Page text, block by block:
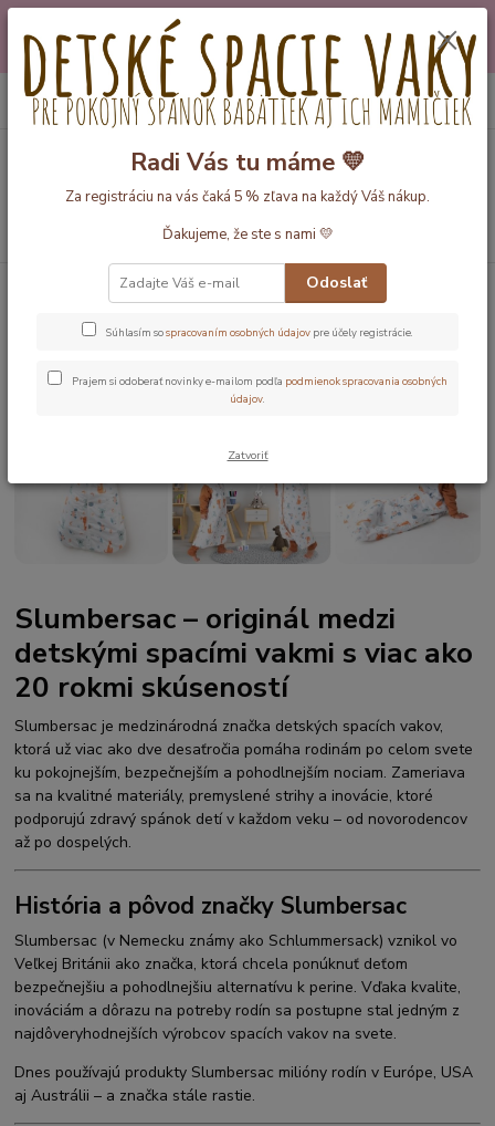
Máte nejakú otázku alebo váhate s výberom? Neváhajte a zavolajte
pokojne aj večer alebo cez víkend. Sme tu pre Vás.💛 Petra a babička
Monička
EUR
+420 777 610 855 0 ks
za 0 €
O značke Slumbersac
Slumbersac – originál medzi
detskými spacími vakmi s viac ako
20 rokmi skúseností
Slumbersac je medzinárodná značka detských spacích vakov,
ktorá už viac ako dve desaťročia pomáha rodinám po celom svete
ku pokojnejším, bezpečnejším a pohodlnejším nociam. Zameriava
sa na kvalitné materiály, premyslené strihy a inovácie, ktoré
podporujú zdravý spánok detí v každom veku – od novorodencov
až po dospelých.
História a pôvod značky Slumbersac
Slumbersac (v Nemecku známy ako Schlummersack) vznikol vo
Veľkej Británii ako značka, ktorá chcela ponúknuť deťom
bezpečnejšiu a pohodlnejšiu alternatívu k perine. Vďaka kvalite,
inováciám a dôrazu na potreby rodín sa postupne stal jedným z
najdôveryhodnejších výrobcov spacích vakov na svete.
Dnes používajú produkty Slumbersac milióny rodín v Európe, USA
aj Austrálii – a značka stále rastie.
Radi Vás tu máme 💛
Za registráciu na vás čaká 5 % zľava na každý Váš nákup.
Ďakujeme, že ste s nami 💛
Odoslať
Súhlasím sospracovaním osobných údajov pre účely registrácie.
Prajem si odoberať novinky e-mailom podľa podmienok spracovania osobných
údajov
Zatvoriť